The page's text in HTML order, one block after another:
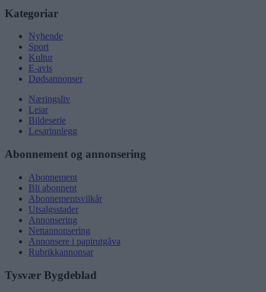
Kategoriar
Nyhende
Sport
Kultur
E-avis
Dødsannonser
Næringsliv
Leiar
Bildeserie
Lesarinnlegg
Abonnement og annonsering
Abonnement
Bli abonnent
Abonnementsvilkår
Utsalgsstader
Annonsering
Nettannonsering
Annonsere i papirutgåva
Rubrikkannonsar
Tysvær Bygdeblad